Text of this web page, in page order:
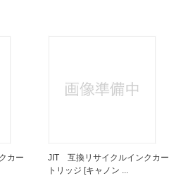
カー
JIT 互換リサイクルインクカー
トリッジ [キャノン ...